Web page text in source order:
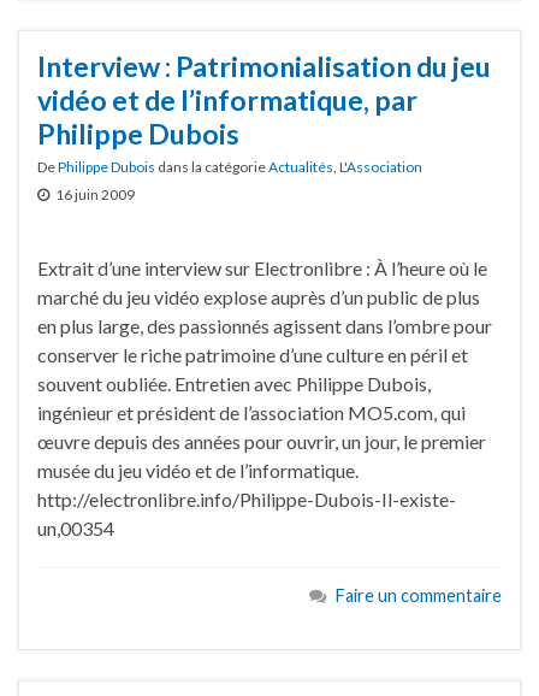
Interview : Patrimonialisation du jeu
vidéo et de l’informatique, par
Philippe Dubois
DePhilippe Dubois dans la catégorieActualités L'Association
16 juin 2009
Extrait d’une interview sur Electronlibre : À l’heure où le
marché du jeu vidéo explose auprès d’un public de plus
en plus large, des passionnés agissent dans l’ombre pour
conserver le riche patrimoine d’une culture en péril et
souvent oubliée. Entretien avec Philippe Dubois,
ingénieur et président de l’association MO5.com, qui
œuvre depuis des années pour ouvrir, un jour, le premier
musée du jeu vidéo et de l’informatique.
http://electronlibre.info/Philippe-Dubois-Il-existe-
un,00354
Faire un commentaire